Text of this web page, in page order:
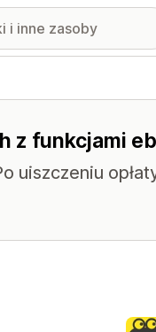
z funkcjami
uiszczeniu